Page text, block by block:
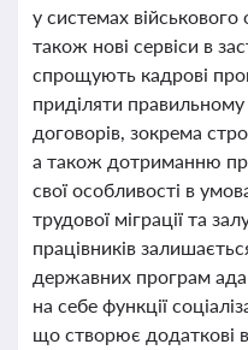
у системах військового
також нові сервіси в
спрощують кадрові
приділяти
договорів, зокрема
а також дотриманню
свої особливості в
трудової міграції та
працівників
державних програм
на себе функції
що створює додаткові